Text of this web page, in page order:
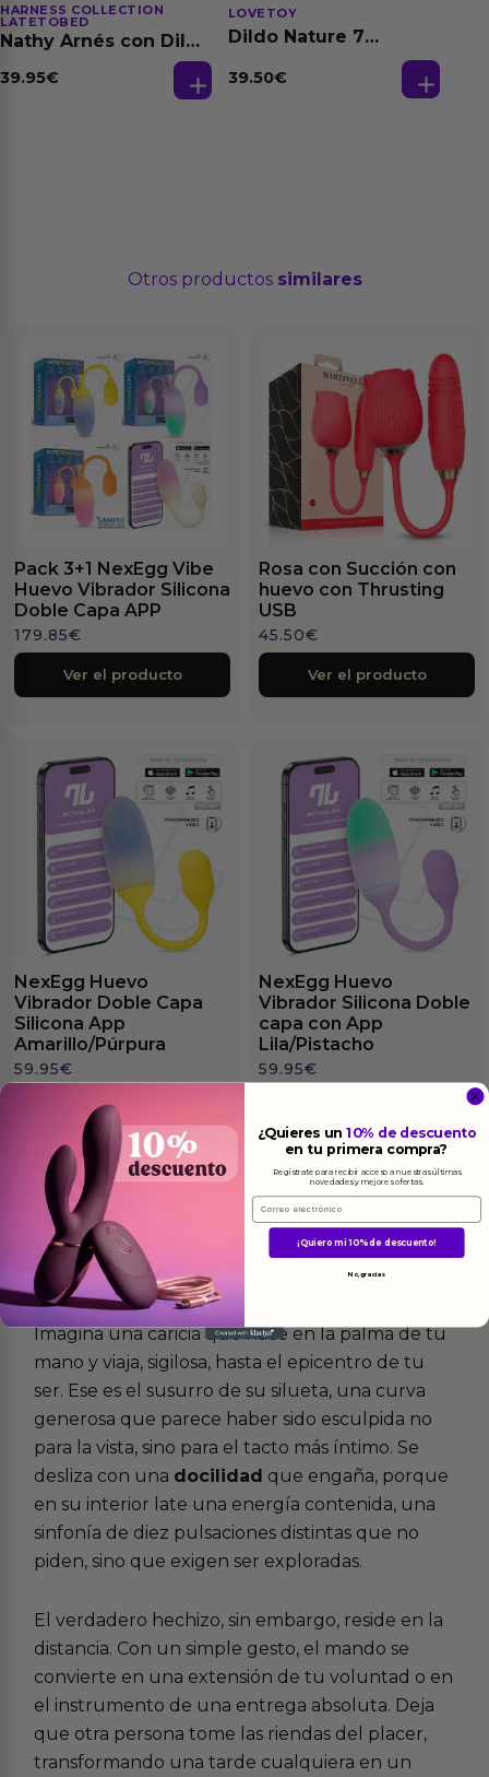
HARNESS COLLECTION
LATETOBED
Nathy Arnés con Dildo
39.95€
LOVETOY
Dildo Nature 7
Natural
39.50€
Otros productos similares
Pack 3+1 NexEgg Vibe
Huevo Vibrador Silicona
Doble Capa APP
179.85€
Ver el producto
Rosa con Succión con
huevo con Thrusting
USB
45.50€
Ver el producto
NexEgg Huevo
Vibrador Doble Capa
Silicona App
Amarillo/Púrpura
59.95€
Ver el producto
NexEgg Huevo
Vibrador Silicona Doble
capa con App
Lila/Pistacho
59.95€
Másinformacion
Imagina una caricia que nace en la palma de tu
mano y viaja, sigilosa, hasta el epicentro de tu
ser. Ese es el susurro de su silueta, una curva
generosa que parece haber sido esculpida no
para la vista, sino para el tacto más íntimo. Se
desliza con una docilidad que engaña, porque
en su interior late una energía contenida, una
sinfonía de diez pulsaciones distintas que no
piden, sino que exigen ser exploradas.
El verdadero hechizo, sin embargo, reside en la
distancia. Con un simple gesto, el mando se
convierte en una extensión de tu voluntad o en
el instrumento de una entrega absoluta. Deja
que otra persona tome las riendas del placer,
transformando una tarde cualquiera en un
¿Quieres un10% de descuento
en tu primera compra?
Regístrate para recibir acceso a nuestras últimas
novedades y mejores ofertas.
Email
¡Quiero mi 10% de descuento!
No, gracias